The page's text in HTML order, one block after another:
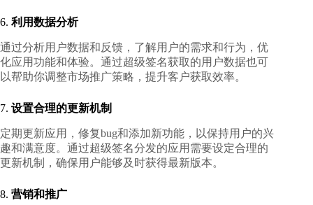
6. 利用数据分析
通过分析用户数据和反馈，了解用户的需求和行为，优
化应用功能和体验。通过超级签名获取的用户数据也可
以帮助你调整市场推广策略，提升客户获取效率。
7. 设置合理的更新机制
定期更新应用，修复bug和添加新功能，以保持用户的兴
趣和满意度。通过超级签名分发的应用需要设定合理的
更新机制，确保用户能够及时获得最新版本。
8. 营销和推广